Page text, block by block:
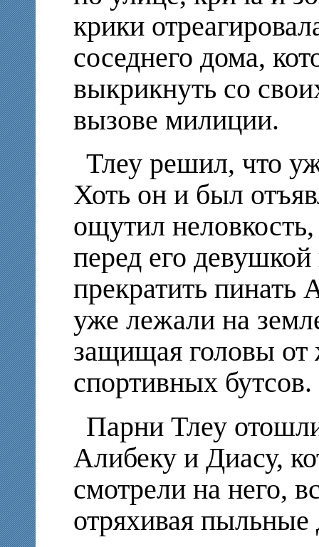
крики
соседнего дома,
выкрикнуть со
вызове милиции.
Тлеу решил, что
Хоть он и был
ощутил неловкость,
перед его
прекратить пинать
уже лежали на
защищая головы от
спортивных бутсов.
Парни Тлеу
Алибеку и Диасу,
смотрели на него,
отряхивая